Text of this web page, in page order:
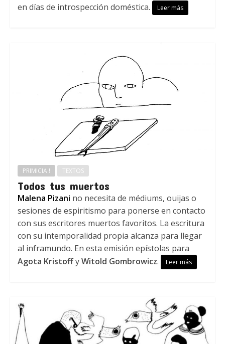
en días de introspección doméstica.
Leer más
PRIMICIA ! TEXTOS
Todos tus muertos
Malena Pizani no necesita de médiums, ouijas o
sesiones de espiritismo para ponerse en contacto
con sus escritores muertos favoritos. La escritura
con su intemporalidad propia alcanza para llegar
al inframundo. En esta emisión epístolas para
Agota KristoffyWitold Gombrowicz. Leer más